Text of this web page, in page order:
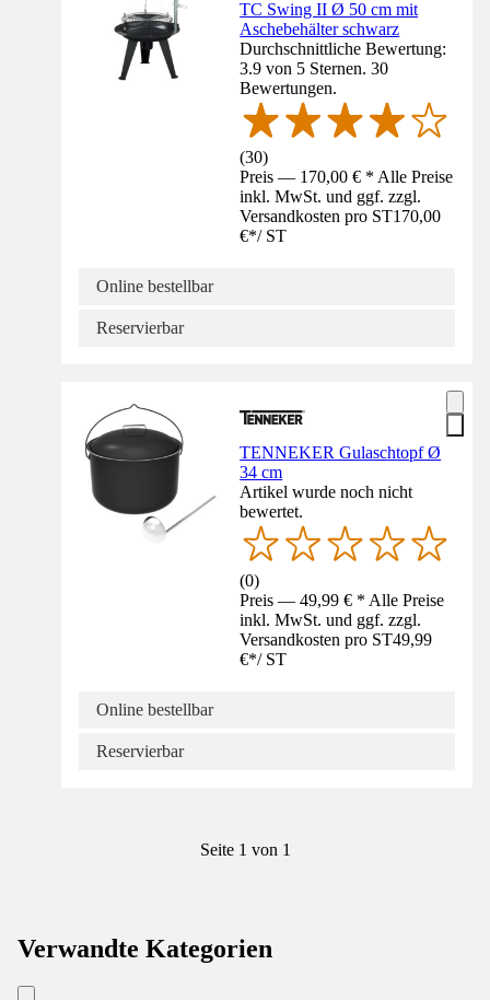
TC Swing II Ø 50 cm mit
Aschebehälter schwarz
Durchschnittliche Bewertung:
3.9 von 5 Sternen. 30
Bewertungen.
(30)
Preis — 170,00 € * Alle Preise
inkl. MwSt. und ggf. zzgl.
Versandkosten pro ST170,00
€*/ ST
Online bestellbar
Reservierbar
TENNEKER Gulaschtopf Ø
34 cm
Artikel wurde noch nicht
bewertet.
(0)
Preis — 49,99 € * Alle Preise
inkl. MwSt. und ggf. zzgl.
Versandkosten pro ST49,99
€*/ ST
Online bestellbar
Reservierbar
Seite 1 von 1
Verwandte Kategorien